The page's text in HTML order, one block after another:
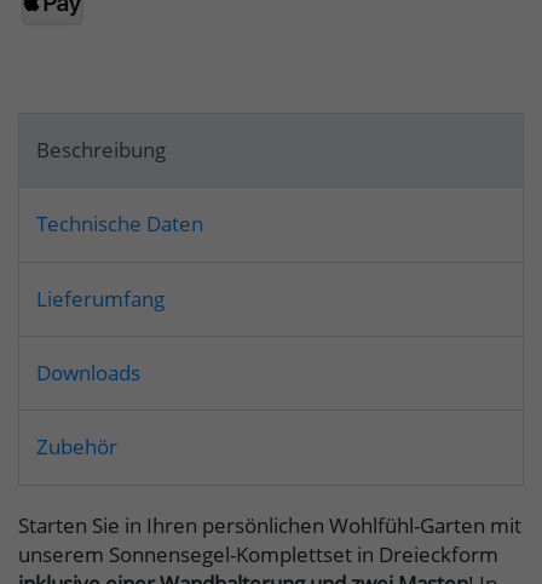
Beschreibung
Technische Daten
Lieferumfang
Downloads
Zubehör
Starten Sie in Ihren persönlichen Wohlfühl-Garten mit
unserem Sonnensegel-Komplettset in Dreieckform